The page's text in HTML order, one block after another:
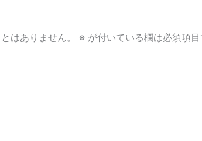
はありません。 ※ が付いている欄は必須項